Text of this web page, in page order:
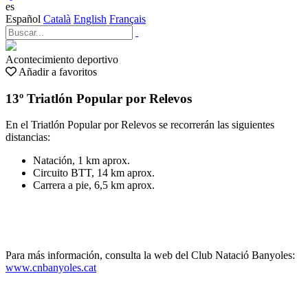
es
Español Català English Français
Acontecimiento deportivo
Añadir a favoritos
13º Triatlón Popular por Relevos
En el Triatlón Popular por Relevos se recorrerán las siguientes
distancias:
Natación, 1 km aprox.
Circuito BTT, 14 km aprox.
Carrera a pie, 6,5 km aprox.
Para más información, consulta la web del Club Natació Banyoles:
www.cnbanyoles.cat